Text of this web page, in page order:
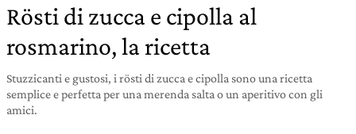
Rösti di zucca e cipolla al
rosmarino, la ricetta
Stuzzicanti e gustosi, i rösti di zucca e cipolla sono una ricetta
semplice e perfetta per una merenda salta o un aperitivo con gli
amici.